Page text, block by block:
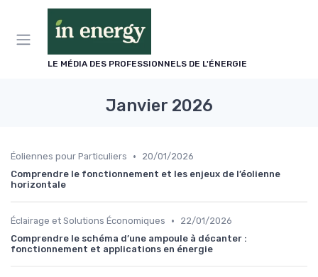
LE MÉDIA DES PROFESSIONNELS DE L'ÉNERGIE
Janvier 2026
Éoliennes pour Particuliers •
20/01/2026
Comprendre le fonctionnement et les enjeux de l’éolienne
horizontale
Éclairage et Solutions Économiques •
22/01/2026
Comprendre le schéma d’une ampoule à décanter :
fonctionnement et applications en énergie
Panneau de gestion des cookies